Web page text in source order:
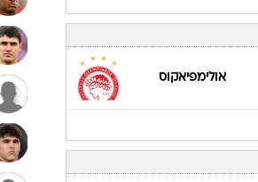
אולימפיאקוס